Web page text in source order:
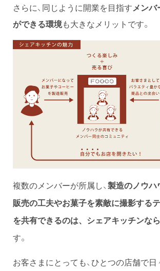
さらに、同じように開業を目指すメンバ
ができる環境も大きなメリットです。
複数のメンバーが所属し、 製造のノウハ
販売の工夫やお菓子を素敵に撮影する
を共有できるのは、シェアキッチンな
す。
お客さまにとっても、ひとつの店舗で